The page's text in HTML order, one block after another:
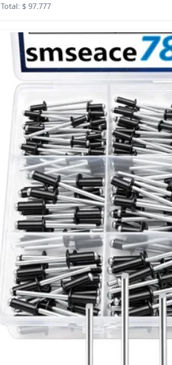
Total: $ 97.777